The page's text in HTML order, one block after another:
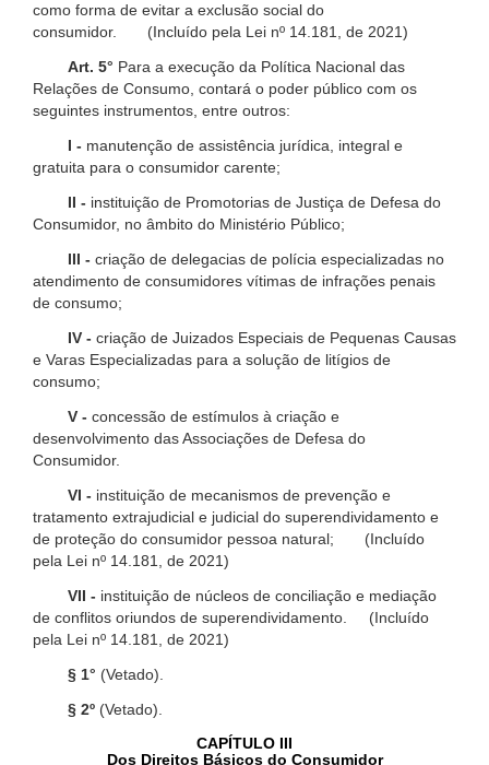
como forma de evitar a exclusão social do
consumidor. (Incluído pela Lei nº 14.181, de 2021)
Art. 5° Para a execução da Política Nacional das
Relações de Consumo, contará o poder público com os
seguintes instrumentos, entre outros:
I - manutenção de assistência jurídica, integral e
gratuita para o consumidor carente;
II - instituição de Promotorias de Justiça de Defesa do
Consumidor, no âmbito do Ministério Público;
III - criação de delegacias de polícia especializadas no
atendimento de consumidores vítimas de infrações penais
de consumo;
IV - criação de Juizados Especiais de Pequenas Causas
e Varas Especializadas para a solução de litígios de
consumo;
V - concessão de estímulos à criação e
desenvolvimento das Associações de Defesa do
Consumidor.
VI - instituição de mecanismos de prevenção e
tratamento extrajudicial e judicial do superendividamento e
de proteção do consumidor pessoa natural; (Incluído
pela Lei nº 14.181, de 2021)
VII - instituição de núcleos de conciliação e mediação
de conflitos oriundos de superendividamento. (Incluído
pela Lei nº 14.181, de 2021)
§ 1° (Vetado).
§ 2º (Vetado).
CAPÍTULO III
Dos Direitos Básicos do Consumidor